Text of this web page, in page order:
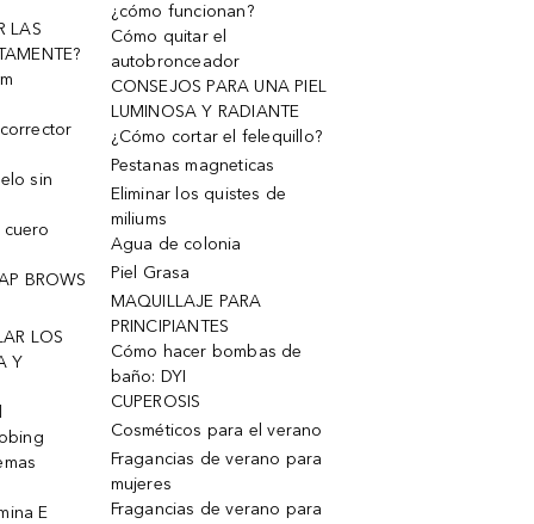
LAS
sin
cuero
BROWS
LOS
Y
E
¿cómo funcionan?
Cómo quitar el
autobronceador
CONSEJOS PARA UNA PIEL
LUMINOSA Y RADIANTE
¿Cómo cortar el felequillo?
Pestanas magneticas
Eliminar los quistes de
miliums
Agua de colonia
Piel Grasa
MAQUILLAJE PARA
PRINCIPIANTES
Cómo hacer bombas de
baño: DYI
CUPEROSIS
Cosméticos para el verano
Fragancias de verano para
mujeres
Fragancias de verano para